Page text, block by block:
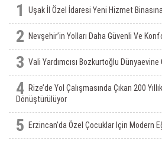
1 Uşak İl Özel İdaresi Yeni Hizmet
2 Nevşehir’in Yolları Daha Güvenli Ve
3 Vali Yardımcısı Bozkurtoğlu Dünyaevine
4
Rize’de Yol Çalışmasında Çıkan 200
Dönüştürülüyor
5 Erzincan’da Özel Çocuklar Için Modern